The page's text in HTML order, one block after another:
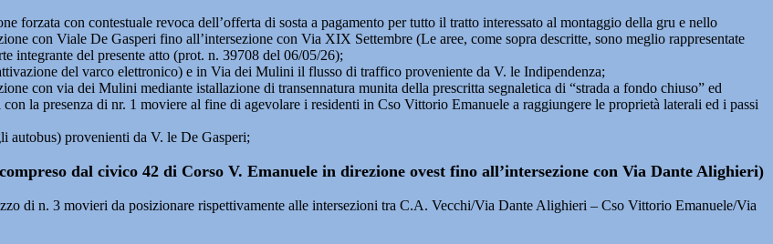
forzata con contestuale revoca dell’offerta di sosta a pagamento per tutto il tratto interessato al montaggio della gru e nello
con Viale De Gasperi fino all’intersezione con Via XIX Settembre (Le aree, come sopra descritte, sono meglio rappresentate
integrante del presente atto (prot. n. 39708 del 06/05/26);
del varco elettronico) e in Via dei Mulini il flusso di traffico proveniente da V. le Indipendenza;
con via dei Mulini mediante istallazione di transennatura munita della prescritta segnaletica di “strada a fondo chiuso” ed
la presenza di nr. 1 moviere al fine di agevolare i residenti in Cso Vittorio Emanuele a raggiungere le proprietà laterali ed i passi
autobus) provenienti da V. le De Gasperi;
dal civico 42 di Corso V. Emanuele in direzione ovest fino all’intersezione con Via Dante Alighieri)
di n. 3 movieri da posizionare rispettivamente alle intersezioni tra C.A. Vecchi/Via Dante Alighieri – Cso Vittorio Emanuele/Via